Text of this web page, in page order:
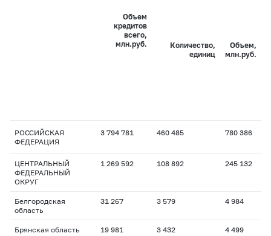
Объем
кредитов
всего,
млн.руб.
Количество,
единиц
Объем,
млн.руб.
РОССИЙСКАЯ
ФЕДЕРАЦИЯ
3 794 781 460 485 780 386
ЦЕНТРАЛЬНЫЙ
ФЕДЕРАЛЬНЫЙ
ОКРУГ
1 269 592 108 892 245 132
Белгородская
область
31 267 3 579 4 984
Брянская область 19 981 3 432 4 499